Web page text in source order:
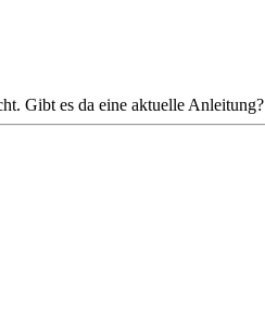
Gibt es da eine aktuelle Anleitung?